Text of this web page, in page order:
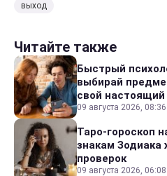
выход
Читайте также
Быстрый
выбирай
свой настоящий
09 августа 2026, 08:36
Таро-гороскоп
знакам Зодиака
проверок
09 августа 2026, 06:08